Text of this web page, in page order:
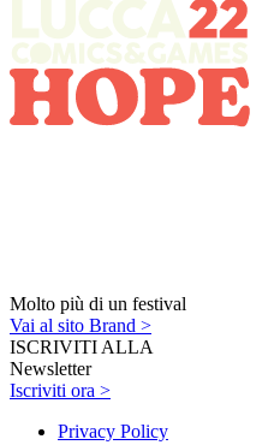
Molto più di un festival
Vai al sito Brand >
ISCRIVITI ALLA
Newsletter
Iscriviti ora >
Privacy Policy